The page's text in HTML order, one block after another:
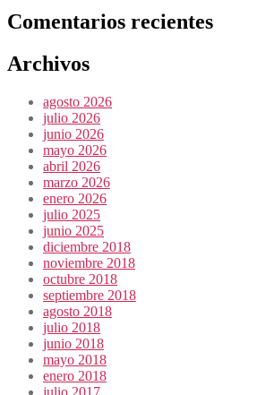
Comentarios recientes
Archivos
agosto 2026
julio 2026
junio 2026
mayo 2026
abril 2026
marzo 2026
enero 2026
julio 2025
junio 2025
diciembre 2018
noviembre 2018
octubre 2018
septiembre 2018
agosto 2018
julio 2018
junio 2018
mayo 2018
enero 2018
julio 2017